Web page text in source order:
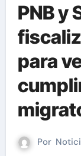
PNB y
para
Por